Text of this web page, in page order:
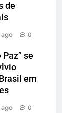
de
0
Paz” se
em
0